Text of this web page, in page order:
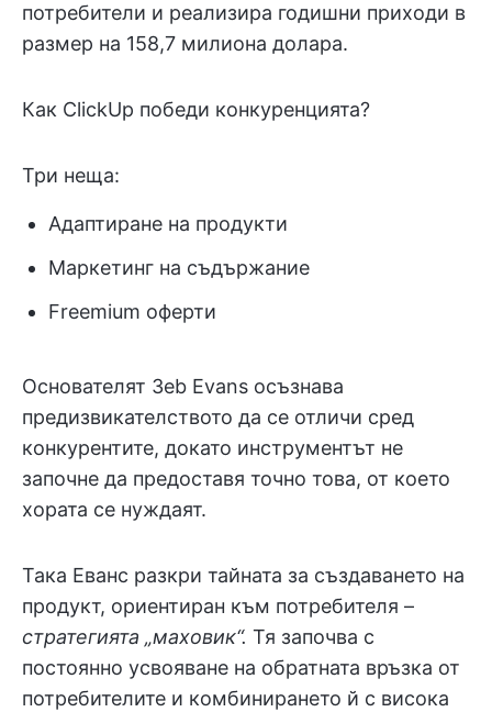
потребители и реализира годишни приходи в
размер на 158,7 милиона долара.
Как ClickUp победи конкуренцията?
Три неща:
Адаптиране на продукти
Маркетинг на съдържание
Freemium оферти
Основателят Зeb Evans осъзнава
предизвикателството да се отличи сред
конкурентите, докато инструментът не
започне да предоставя точно това, от което
хората се нуждаят.
Така Еванс разкри тайната за създаването на
продукт, ориентиран към потребителя –
стратегията „маховик“. Тя започва с
постоянно усвояване на обратната връзка от
потребителите и комбинирането й с висока